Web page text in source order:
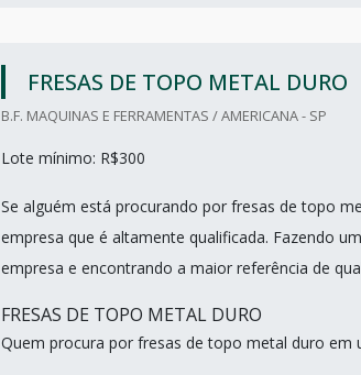
FRESAS DE TOPO METAL DURO
B.F. MAQUINAS E FERRAMENTAS / AMERICANA - SP
Lote mínimo: R$300
Se alguém está procurando por fresas de topo
empresa que é altamente qualificada. Fazendo
empresa e encontrando a maior referência de
FRESAS DE TOPO METAL DURO
Quem procura por fresas de topo metal duro em